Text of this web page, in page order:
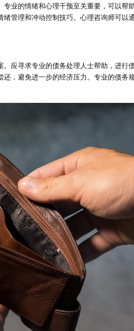
业的情绪和心理干预至关重要，可以帮
管理和冲动控制技巧。心理咨询师可以
应寻求专业的债务处理人士帮助，进行
，避免进一步的经济压力。专业的债务